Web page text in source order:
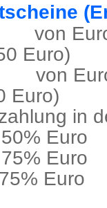
Euro)
Euro)
in
50%
75%
75%